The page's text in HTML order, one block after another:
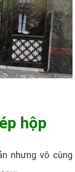
hộp
nhưng vô cùng